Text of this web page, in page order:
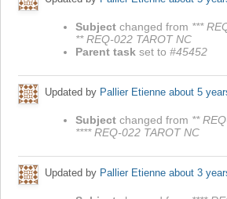
Subject changed from ***
** REQ-022 TAROT NC
Parent task set to #45452
Updated by Pallier Etienne about 5
Subject changed from **
**** REQ-022 TAROT NC
Updated by Pallier Etienne about 3